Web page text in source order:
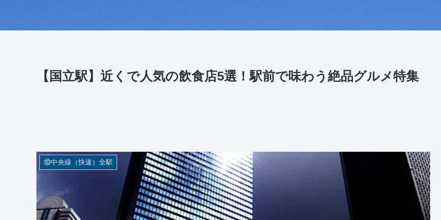
【国立駅】近くで人気の飲食店5選！駅前で味わう絶品グルメ特集
⑩中央線（快速）全駅